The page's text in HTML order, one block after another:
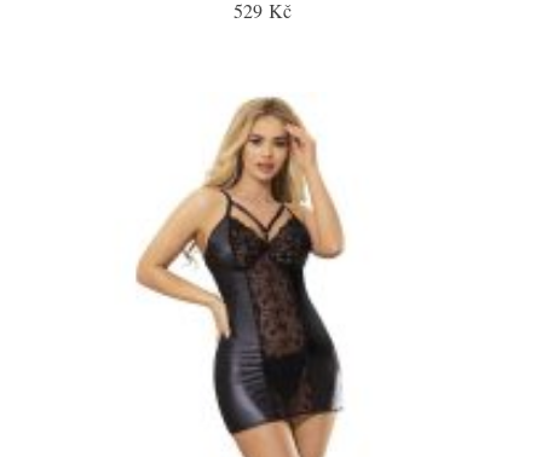
529 Kč